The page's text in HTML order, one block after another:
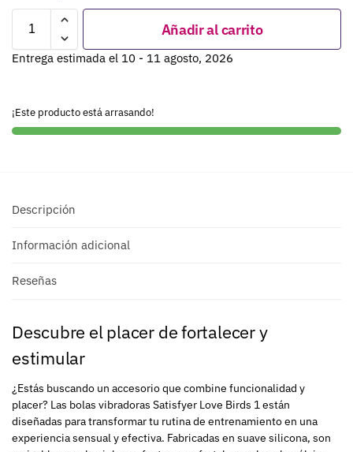
Añadir al carrito
Entrega estimada el 10 - 11 agosto, 2026
¡Este producto está arrasando!
Descripción
Información adicional
Reseñas
Descubre el placer de fortalecer y
estimular
¿Estás buscando un accesorio que combine funcionalidad y
placer? Las bolas vibradoras Satisfyer Love Birds 1 están
diseñadas para transformar tu rutina de entrenamiento en una
experiencia sensual y efectiva. Fabricadas en suave silicona, son